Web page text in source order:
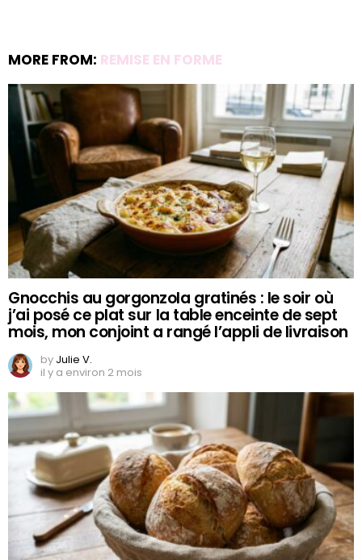
MORE FROM: REMISE EN FORME
Gnocchis au gorgonzola gratinés : le soir où
j’ai posé ce plat sur la table enceinte de sept
mois, mon conjoint a rangé l’appli de livraison
by Julie V.
il y a environ 2 mois